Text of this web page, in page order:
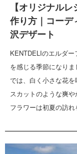
【オリジナル
作り方｜コーデ
沢デザート
KENTDELIのエルダ
を感じる季節になり
では、白く小さな花
スカットのような爽
フラワーは初夏の訪